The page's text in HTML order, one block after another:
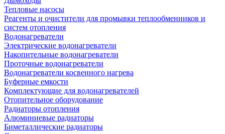
Тепловые насосы
Реагенты и очистители для промывки теплообменников и
систем отопления
Водонагреватели
Электрические водонагреватели
Накопительные водонагреватели
Проточные водонагреватели
Водонагреватели косвенного нагрева
Буферные емкости
Комплектующие для водонагревателей
Отопительное оборудование
Радиаторы отопления
Алюминиевые радиаторы
Биметаллические радиаторы